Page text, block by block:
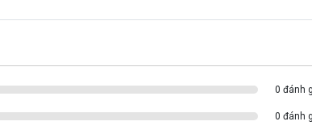
0 đánh
0 đánh